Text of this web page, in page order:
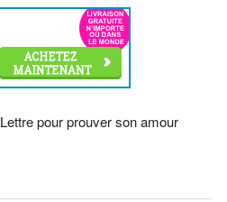
Lettre pour prouver son amour